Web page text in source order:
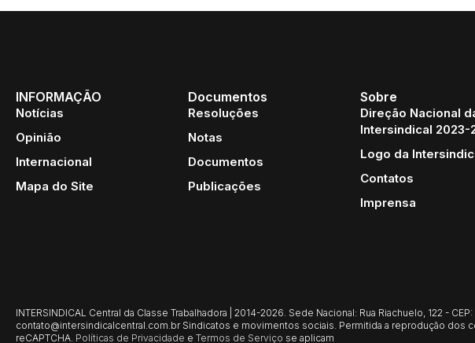
INFORMAÇÃO
Notícias
Opinião
Internacional
Mapa do Site
Documentos
Resoluções
Notas
Documentos
Publicações
Sobre
Direção Nacional
Intersindical 2023-
Logo da
Contatos
Imprensa
INTERSINDICAL Central da Classe Trabalhadora | 2014-2026. Sede Nacional: Rua Riachuelo, 122 -
contato@intersindicalcentral.com.br Sindicatos e movimentos sociais. Permitida a reprodução
reCAPTCHA. Políticas de Privacidade e Termos de Serviço se aplicam